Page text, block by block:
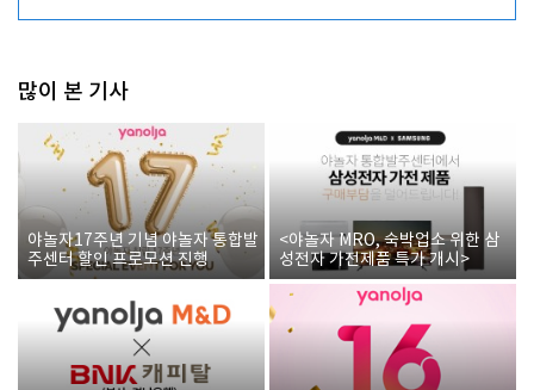
많이 본 기사
야놀자17주년 기념 야놀자 통합발
주센터 할인 프로모션 진행
<야놀자 MRO, 숙박업소 위한 삼
성전자 가전제품 특가 개시>